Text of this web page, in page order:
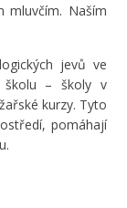
mluvčím. Naším
jevů ve
školu – školy v
kurzy. Tyto
pomáhají